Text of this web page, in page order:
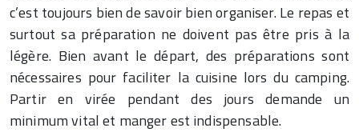
c’est toujours bien de savoir bien organiser. Le repas et
surtout sa préparation ne doivent pas être pris à la
légère. Bien avant le départ, des préparations sont
nécessaires pour faciliter la cuisine lors du camping.
Partir en virée pendant des jours demande un
minimum vital et manger est indispensable.